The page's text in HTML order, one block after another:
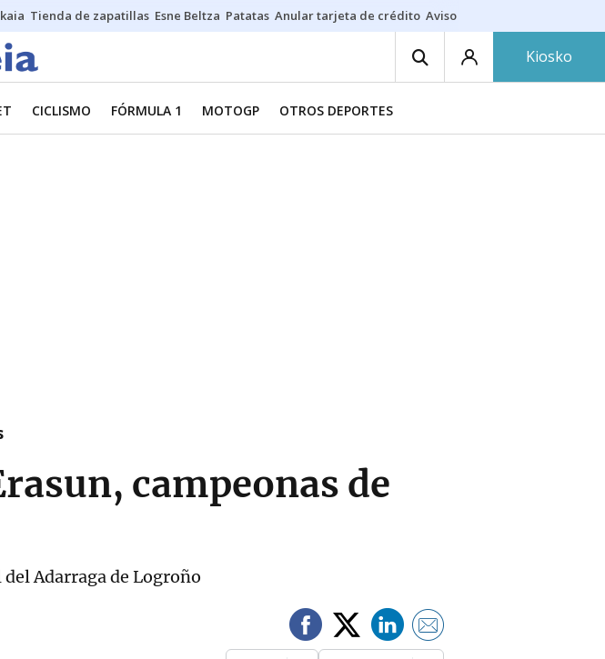
Tienda de zapatillas Esne Beltza Patatas Anular tarjeta de crédito Aviso amarillo
Kiosko
CICLISMO FÓRMULA 1 MOTOGP OTROS DEPORTES
campeonas de
Adarraga de Logroño